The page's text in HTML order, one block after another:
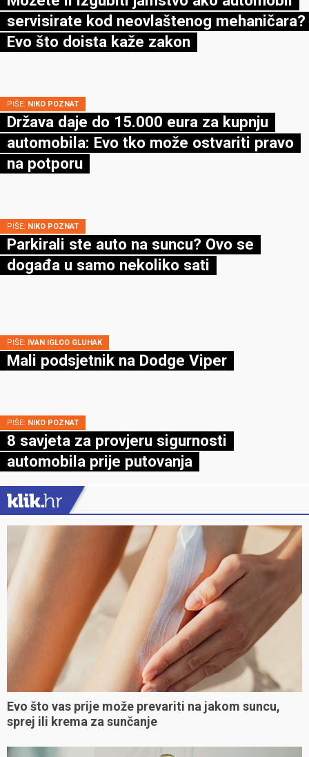
servisirate kod neovlaštenog mehaničara?
Evo što doista kaže zakon
PIŠE: NIKO POZNAT
Država daje do 15.000 eura za kupnju
automobila: Evo tko može ostvariti pravo
na potporu
PIŠE: NIKO POZNAT
Parkirali ste auto na suncu? Ovo se
događa u samo nekoliko sati
PIŠE: IVAN IGLOO GLUHAK
Mali podsjetnik na Dodge Viper
PIŠE: NIKO POZNAT
8 savjeta za provjeru sigurnosti
automobila prije putovanja
Evo što vas prije može prevariti na jakom suncu,
sprej ili krema za sunčanje